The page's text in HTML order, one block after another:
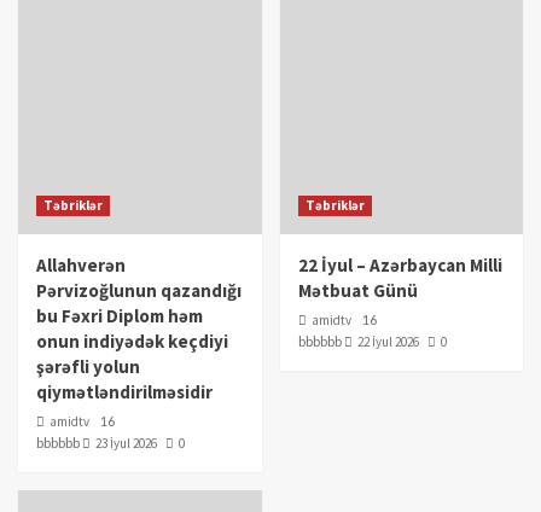
Təbriklər
Allahverən
Pərvizoğlunun qazandığı
bu Fəxri Diplom həm
onun indiyədək keçdiyi
şərəfli yolun
qiymətləndirilməsidir
amidtv
16
bbbbbb
23 İyul 2026 0
Təbriklər
22 İyul – Azərbaycan Milli
Mətbuat Günü
amidtv
16
bbbbbb
22 İyul 2026 0